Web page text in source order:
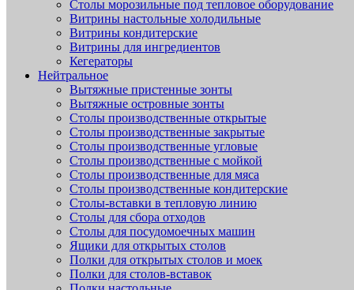
Столы морозильные под тепловое оборудование
Витрины настольные холодильные
Витрины кондитерские
Витрины для ингредиентов
Кегераторы
Нейтральное
Вытяжные пристенные зонты
Вытяжные островные зонты
Столы производственные открытые
Столы производственные закрытые
Столы производственные угловые
Столы производственные с мойкой
Столы производственные для мяса
Столы производственные кондитерские
Столы-вставки в тепловую линию
Столы для сбора отходов
Столы для посудомоечных машин
Ящики для открытых столов
Полки для открытых столов и моек
Полки для столов-вставок